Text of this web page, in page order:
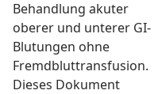
Behandlung akuter
oberer und unterer GI-
Blutungen ohne
Fremdbluttransfusion.
Dieses Dokument